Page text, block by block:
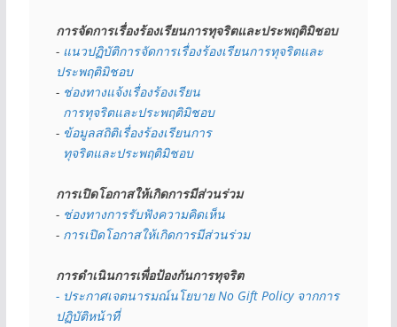
การจัดการเรื่องร้องเรียนการทุจริตและประพฤติมิชอบ
- แนวปฏิบัติการจัดการเรื่องร้องเรียนการทุจริตและ
ประพฤติมิชอบ
- ช่องทางแจ้งเรื่องร้องเรียน
  การทุจริตและประพฤติมิชอบ
- ข้อมูลสถิติเรื่องร้องเรียนการ
  ทุจริตและประพฤติมิชอบ
การเปิดโอกาสให้เกิดการมีส่วนร่วม
- ช่องทางการรับฟังความคิดเห็น
- การเปิดโอกาสให้เกิดการมีส่วนร่วม
การดำเนินการเพื่อป้องกันการทุจริต
- ประกาศเจตนารมณ์นโยบาย No Gift Policy จากการ
ปฏิบัติหน้าที่